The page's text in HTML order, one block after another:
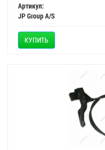
Артикул:
JP Group A/S
КУПИТЬ